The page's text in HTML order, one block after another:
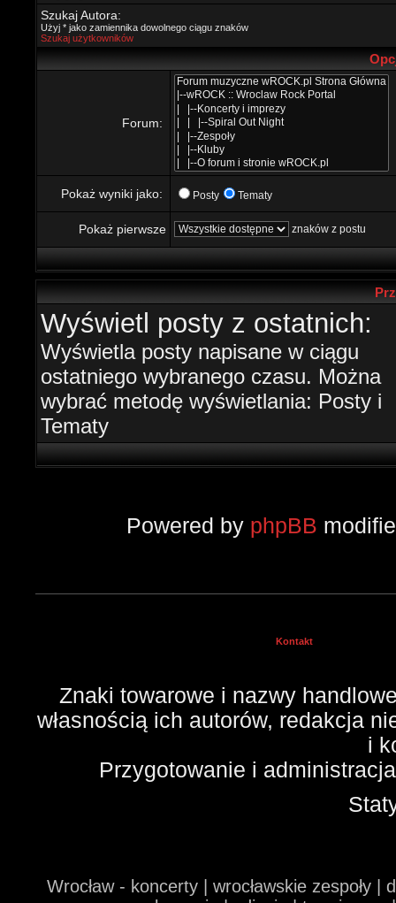
Szukaj Autora:
Użyj * jako zamiennika dowolnego ciągu znaków
Szukaj użytkowników
Forum:
Pokaż wyniki jako: Posty Tematy
Pokaż pierwsze znaków z postu
Wyświetl posty z ostatnich:
Wyświetla posty napisane w ciągu
ostatniego wybranego czasu. Można
wybrać metodę wyświetlania: Posty i
Tematy
Powered by phpBB
Kontakt
Znaki towarowe i nazwy
własnością ich autorów, redakcja
i
Przygotowanie i
Wrocław - koncerty | wrocławskie zespoły